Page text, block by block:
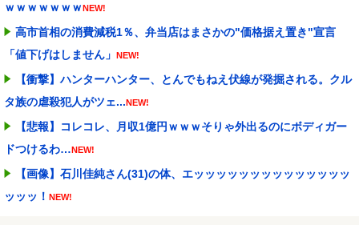
ｗｗｗｗｗｗｗNEW!
高市首相の消費減税1％、弁当店はまさかの"価格据え置き"宣言
「値下げはしません」 NEW!
【衝撃】ハンターハンター、とんでもねえ伏線が発掘される。クル
タ族の虐殺犯人がツェ...NEW!
【悲報】コレコレ、月収1億円ｗｗｗそりゃ外出るのにボディガー
ドつけるわ…NEW!
【画像】石川佳純さん(31)の体、エッッッッッッッッッッッッッッ
ッッッ！ NEW!